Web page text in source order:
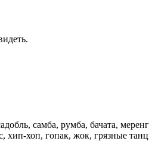
самба, румба, бачата,
хип-хоп, гопак, жок, грязные